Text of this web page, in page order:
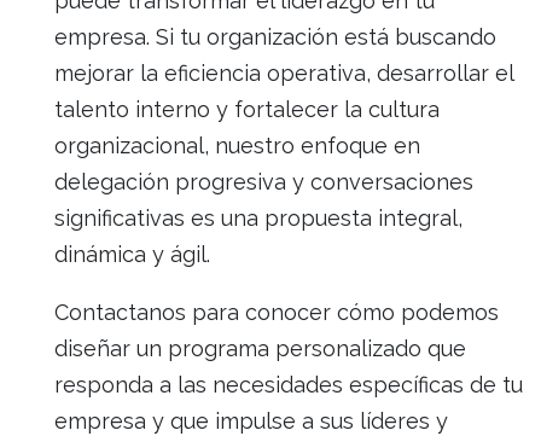
empresa. Si tu organización está buscando
mejorar la eficiencia operativa, desarrollar el
talento interno y fortalecer la cultura
organizacional, nuestro enfoque en
delegación progresiva y conversaciones
significativas es una propuesta integral,
dinámica y ágil.
Contactanos para conocer cómo podemos
diseñar un programa personalizado que
responda a las necesidades específicas de tu
empresa y que impulse a sus líderes y